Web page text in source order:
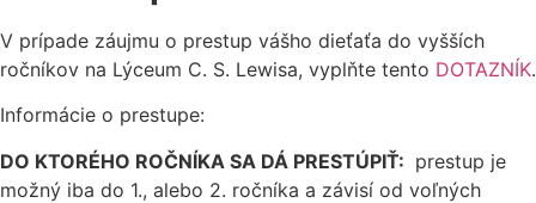
V prípade záujmu o prestup vášho dieťaťa do vyšších
ročníkov na Lýceum C. S. Lewisa, vyplňte tento DOTAZNÍK.
Informácie o prestupe:
DO KTORÉHO ROČNÍKA SA DÁ PRESTÚPIŤ: prestup je
možný iba do 1., alebo 2. ročníka a závisí od voľných